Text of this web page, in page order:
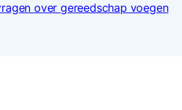
over gereedschap voegen